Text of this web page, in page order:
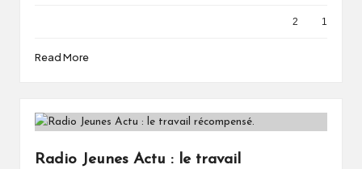
2 1
Read More
Radio Jeunes Actu : le travail